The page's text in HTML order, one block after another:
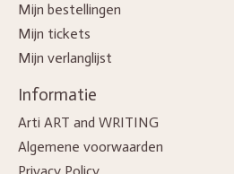
Mijn bestellingen
Mijn tickets
Mijn verlanglijst
Informatie
Arti ART and WRITING
Algemene voorwaarden